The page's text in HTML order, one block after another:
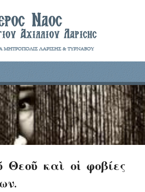
καὶ οἱ φοβίες